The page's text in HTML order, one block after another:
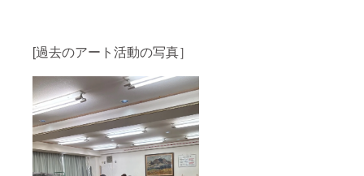
[過去のアート活動の写真］